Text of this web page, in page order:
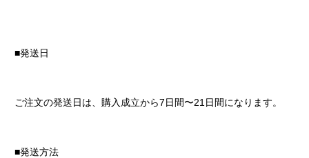
■発送日
ご注文の発送日は、購入成立から7日間〜21日間になります。
■発送方法